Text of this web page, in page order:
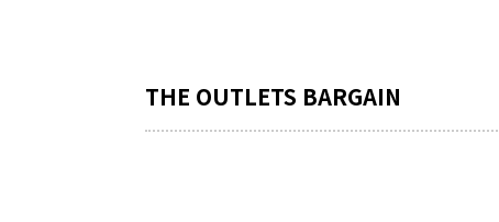
THE OUTLETS BARGAIN